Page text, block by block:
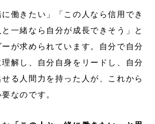
に働きたい」「この人なら信用でき
一緒なら自分が成長できそう」と
が求められています。自分で自分
解し、自分自身をリードし、自分
る人間力を持った人が、これから
なのです。